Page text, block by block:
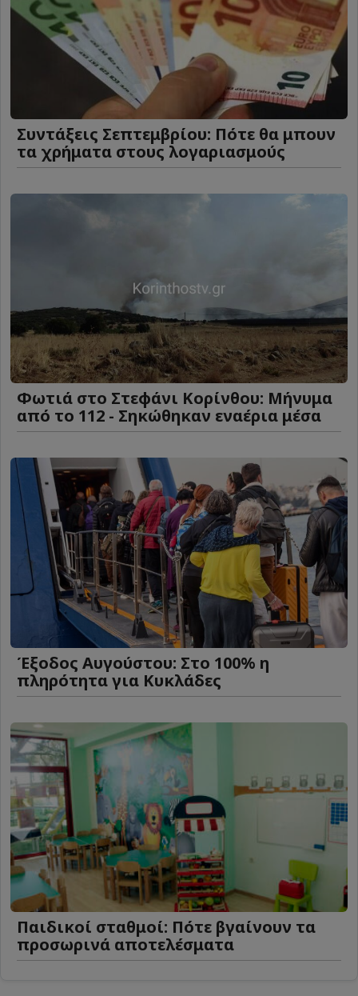
Συντάξεις Σεπτεμβρίου: Πότε θα μπουν
τα χρήματα στους λογαριασμούς
Φωτιά στο Στεφάνι Κορίνθου: Μήνυμα
από το 112 - Σηκώθηκαν εναέρια μέσα
Έξοδος Αυγούστου: Στο 100% η
πληρότητα για Κυκλάδες
Παιδικοί σταθμοί: Πότε βγαίνουν τα
προσωρινά αποτελέσματα